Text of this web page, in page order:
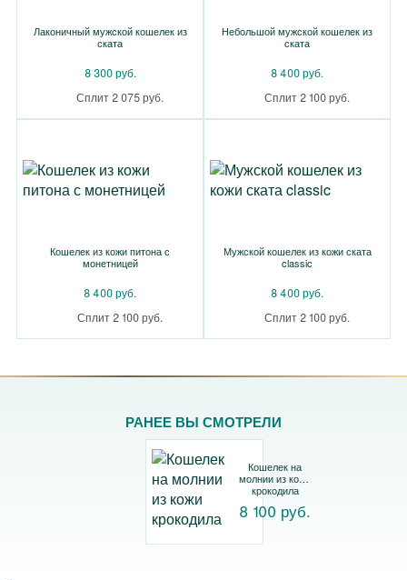
Лаконичный мужской кошелек из
ската
8 300 руб.
Сплит 2 075 руб.
Небольшой мужской кошелек из
ската
8 400 руб.
Сплит 2 100 руб.
Кошелек из кожи питона с
монетницей
8 400 руб.
Сплит 2 100 руб.
Мужской кошелек из кожи ската
classic
8 400 руб.
Сплит 2 100 руб.
РАНЕЕ ВЫ СМОТРЕЛИ
Кошелек на
молнии из кожи
крокодила
8 100 руб.